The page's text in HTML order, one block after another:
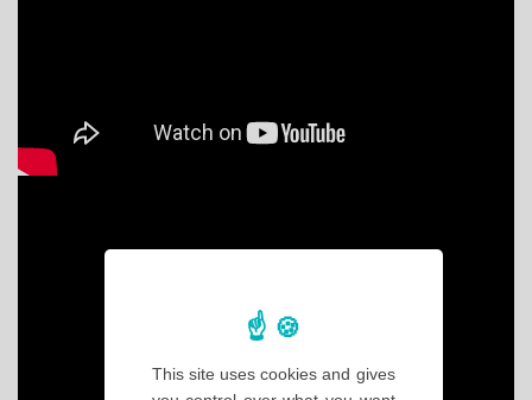
This site uses cookies and gives